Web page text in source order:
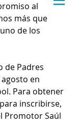
al
más que
de los
de Padres
en
Para obtener
inscribirse,
Promotor Saúl